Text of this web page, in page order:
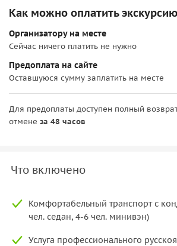
Как можно оплатить
Организатору на месте
Сейчас ничего платить не нужно
Предоплата на сайте
Оставшуюся сумму заплатить на месте
Для предоплаты доступен полный
отмене за 48 часов
Что включено
Комфортабельный транспорт с
чел. седан, 4-6 чел. минивэн)
Услуга профессионального